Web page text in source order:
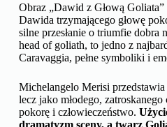
Obraz „Dawid z Głową Goliata”
Dawida trzymającego głowę
silne przesłanie o triumfie dobra
head of goliath, to jedno z
Caravaggia, pełne symboliki i
Michelangelo Merisi
lecz jako młodego,
pokorę i człowieczeństwo.
dramatyzm sceny, a twarz